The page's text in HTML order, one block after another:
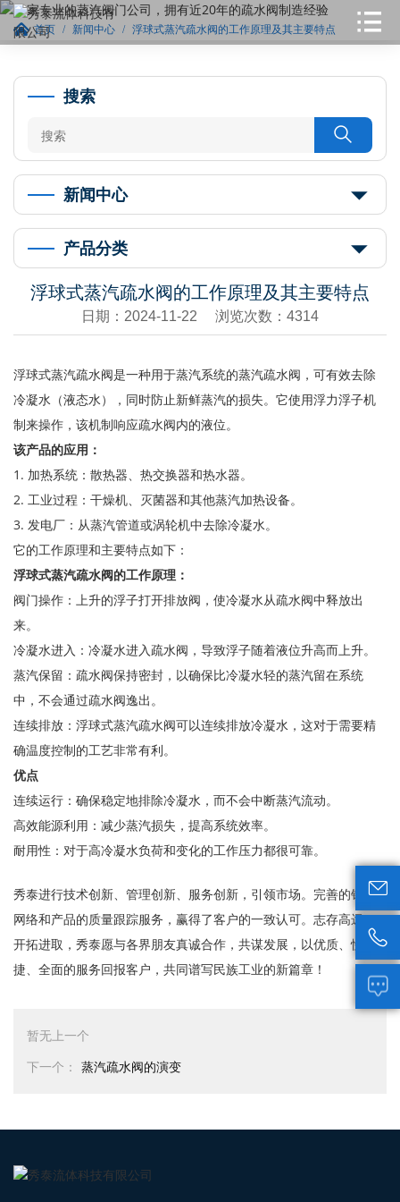
首页 新闻中心 浮球式蒸汽疏水阀的工作原理及其主要特点
搜索

新闻中心
产品分类
浮球式蒸汽疏水阀的工作原理及其主要特点
日期：2024-11-22 浏览次数：4314
浮球式蒸汽疏水阀是一种用于蒸汽系统的蒸汽疏水阀，可有效去除
冷凝水（液态水），同时防止新鲜蒸汽的损失。它使用浮力浮子机
制来操作，该机制响应疏水阀内的液位。
该产品的应用：
1. 加热系统：散热器、热交换器和热水器。
2. 工业过程：干燥机、灭菌器和其他蒸汽加热设备。
3. 发电厂：从蒸汽管道或涡轮机中去除冷凝水。
它的工作原理和主要特点如下：
浮球式蒸汽疏水阀的工作原理：
阀门操作：上升的浮子打开排放阀，使冷凝水从疏水阀中释放出
来。
冷凝水进入：冷凝水进入疏水阀，导致浮子随着液位升高而上升。
蒸汽保留：疏水阀保持密封，以确保比冷凝水轻的蒸汽留在系统
中，不会通过疏水阀逸出。
连续排放：浮球式蒸汽疏水阀可以连续排放冷凝水，这对于需要精
确温度控制的工艺非常有利。
优点
连续运行：确保稳定地排除冷凝水，而不会中断蒸汽流动。
高效能源利用：减少蒸汽损失，提高系统效率。
耐用性：对于高冷凝水负荷和变化的工作压力都很可靠。
秀泰进行技术创新、管理创新、服务创新，引领市场。完善的销售
网络和产品的质量跟踪服务，赢得了客户的一致认可。志存高远，
开拓进取，秀泰愿与各界朋友真诚合作，共谋发展，以优质、快
捷、全面的服务回报客户，共同谱写民族工业的新篇章！
暂无上一个
下一个： 蒸汽疏水阀的演变


